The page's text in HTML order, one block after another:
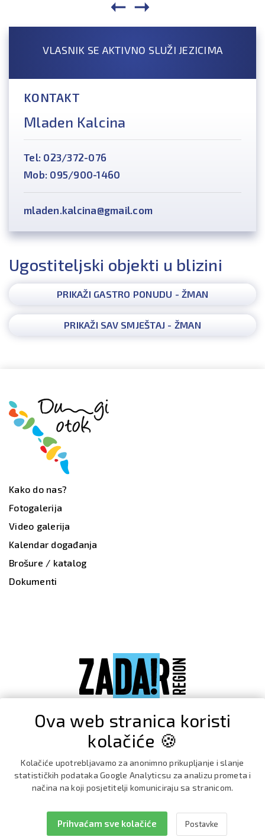
VLASNIK SE AKTIVNO SLUŽI JEZICIMA
KONTAKT
Mladen Kalcina
Tel: 023/372-076
Mob: 095/900-1460
mladen.kalcina@gmail.com
Ugostiteljski objekti u blizini
PRIKAŽI GASTRO PONUDU - ŽMAN
PRIKAŽI SAV SMJEŠTAJ - ŽMAN
Kako do nas?
Fotogalerija
Video galerija
Kalendar događanja
Brošure / katalog
Dokumenti
Ova web stranica koristi
kolačiće 🍪
Kolačiće upotrebljavamo za anonimno prikupljanje i slanje
statističkih podataka Google Analyticsu za analizu prometa i
načina na koji posjetitelji komuniciraju sa stranicom.
Prihvaćam sve kolačiće Postavke